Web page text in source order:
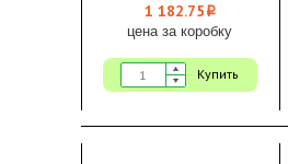
1 182.75 i
цена за коробку
Купить